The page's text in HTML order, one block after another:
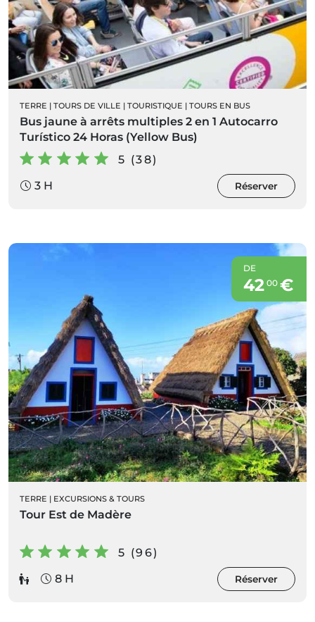
TERRE | TOURS DE VILLE | TOURISTIQUE | TOURS EN BUS
Bus jaune à arrêts multiples 2 en 1 Autocarro
Turístico 24 Horas (Yellow Bus)
5 (38)
3 H
Réserver
DE
42 00€
TERRE | EXCURSIONS & TOURS
Tour Est de Madère
5 (96)
8 H
Réserver